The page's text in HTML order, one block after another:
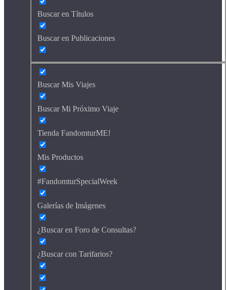
Buscar en Títulos
Buscar en Publicaciones
Buscar Mis Viajes
Buscar Mi Próximo Viaje
Tienda FandomturME!
Mis Productos
#FandomturSpecialWeek
Galerías de Imágenes
¿Buscar en Foro de Consultas?
¿Buscar con Tarifarios?